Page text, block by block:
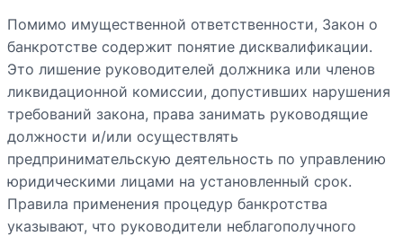
Помимо имущественной ответственности, Закон о
банкротстве содержит понятие дисквалификации.
Это лишение руководителей должника или членов
ликвидационной комиссии, допустивших нарушения
требований закона, права занимать руководящие
должности и/или осуществлять
предпринимательскую деятельность по управлению
юридическими лицами на установленный срок.
Правила применения процедур банкротства
указывают, что руководители неблагополучного